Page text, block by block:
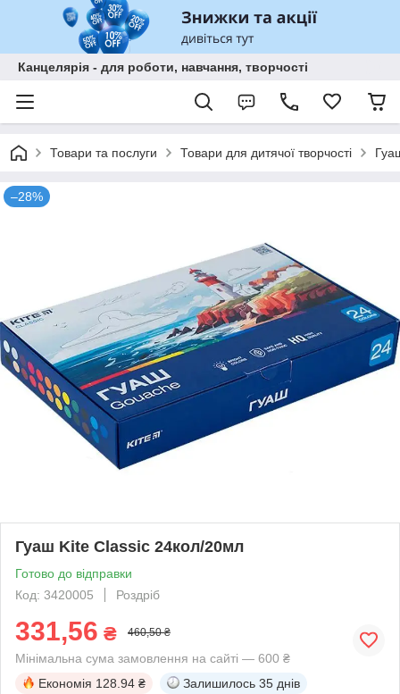
Канцелярія - для роботи, навчання, творчості
Товари та послуги Товари для дитячої творчості
–28%
Гуаш Kite Classic 24кол/20мл
Готово до відправки
Код: 3420005
Роздріб
331,56 ₴ 460,50 ₴
Мінімальна сума замовлення на сайті — 600 ₴
Економія 128.94 ₴ Залишилось 35 днів